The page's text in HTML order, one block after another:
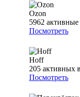
Ozon
5962 активные
Посмотреть
Hoff
205 активных
Посмотреть